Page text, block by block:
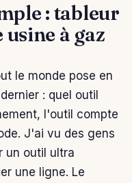
: tableur
à gaz
le monde pose en
: quel outil
l'outil compte
J'ai vu des gens
un outil ultra
une ligne. Le